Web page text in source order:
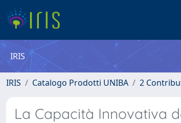
IRIS
IRIS Catalogo Prodotti UNIBA 2
La Capacità Innovativa